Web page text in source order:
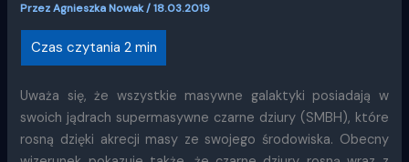
PrzezAgnieszka Nowak/18.03.2019
Uważa się, że wszystkie masywne galaktyki posiadają w
swoich jądrach supermasywne czarne dziury (SMBH), które
rosną dzięki akrecji masy ze swojego środowiska. Obecny